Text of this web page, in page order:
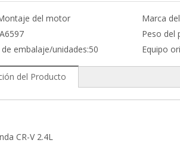
del motor Marca
A6597 Peso del
embalaje/unidades:50 Equipo
del Producto
CR-V 2.4L